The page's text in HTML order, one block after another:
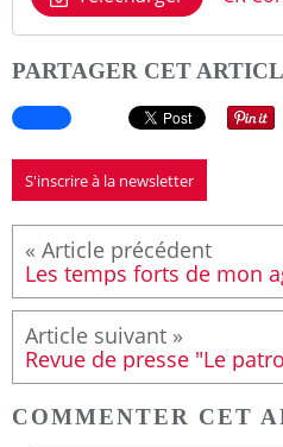
PARTAGER CET
S'inscrire à la newsletter
COMMENTER CET